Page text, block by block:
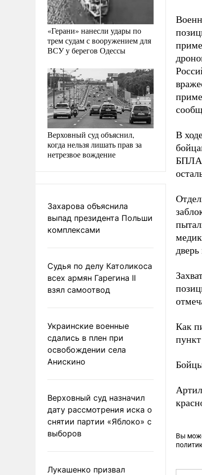
«Герани» нанесли удары по
трем судам с вооружением для
ВСУ у берегов Одессы
Верховный суд объяснил,
когда нельзя лишать прав за
нетрезвое вождение
Захарова объяснила
выпад президента Польши
комплексами
Судья по делу Католикоса
всех армян Гарегина II
взял самоотвод
Украинские военные
сдались в плен при
освобождении села
Анискино
Верховный суд назначил
дату рассмотрения иска о
снятии партии «Яблоко» с
выборов
Лукашенко призвал
В
БПЛА
Как
Вы